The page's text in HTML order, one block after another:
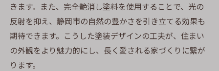
きます。また、完全艶消し塗料を使用することで、光の
反射を抑え、静岡市の自然の豊かさを引き立てる効果も
期待できます。こうした塗装デザインの工夫が、住まい
の外観をより魅力的にし、長く愛される家づくりに繋が
ります。